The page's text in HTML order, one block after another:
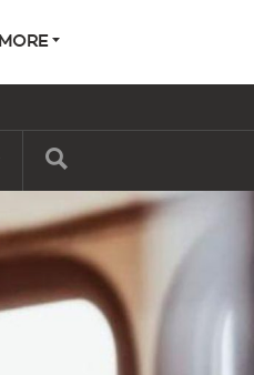
MORE